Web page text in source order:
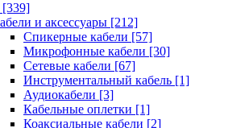
[339]
и аксессуары [212]
Спикерные кабели [57]
Микрофонные кабели [30]
Сетевые кабели [67]
Инструментальный кабель [1]
Аудиокабели [3]
Кабельные оплетки [1]
Коаксиальные кабели [2]